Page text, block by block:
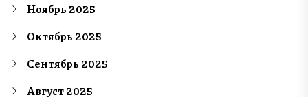
Ноябрь 2025
Октябрь 2025
Сентябрь 2025
Август 2025